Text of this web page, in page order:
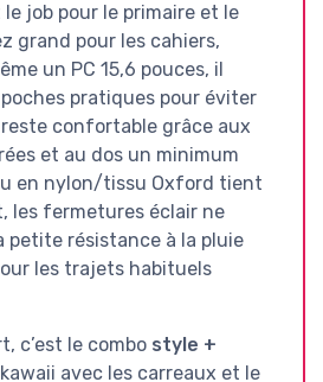
job pour le primaire et le
grand pour les cahiers,
un PC 15,6 pouces, il
pratiques pour éviter
reste confortable grâce aux
et au dos un minimum
en nylon/tissu Oxford tient
les fermetures éclair ne
petite résistance à la pluie
les trajets habituels
c’est le combo style +
avec les carreaux et le